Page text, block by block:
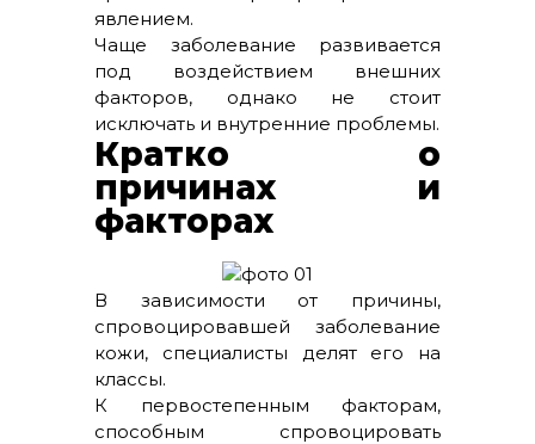
явлением.
Чаще заболевание развивается
под воздействием внешних
факторов, однако не стоит
исключать и внутренние проблемы.
Кратко о
причинах и
факторах
В зависимости от причины,
спровоцировавшей заболевание
кожи, специалисты делят его на
классы.
К первостепенным факторам,
способным спровоцировать